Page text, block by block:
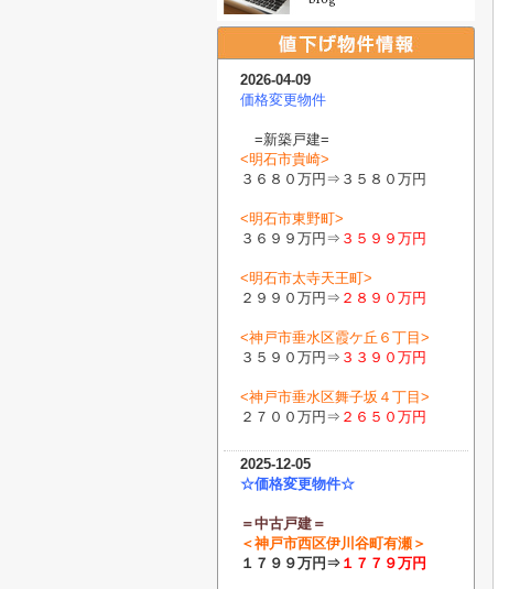
2026-04-09
価格変更物件
=新築戸建=
<明石市貴崎>
３６８０万円⇒３５８０万円
<明石市東野町>
３６９９万円⇒ ３５９９万円
<明石市太寺天王町>
２９９０万円⇒ ２８９０万円
<神戸市垂水区霞ケ丘６丁目>
３５９０万円⇒ ３３９０万円
<神戸市垂水区舞子坂４丁目>
２７００万円⇒ ２６５０万円
2025-12-05
☆価格変更物件☆
＝中古戸建＝
＜神戸市西区伊川谷町有瀬 ＞
１７９９万円⇒ １７７９万円